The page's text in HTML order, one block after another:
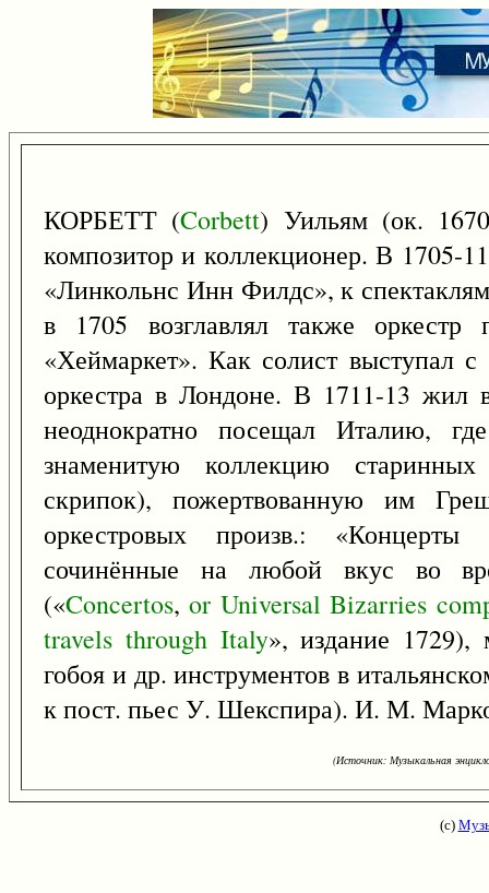
КОРБЕТТ (Corbett) Уильям (ок.
композитор и коллекционер. В 1705-
«Линкольнс Инн Филдс», к
в 1705 возглавлял также оркестр
«Хеймаркет». Как солист выступал
оркестра в Лондоне. В 1711-13
неоднократно посещал Италию,
знаменитую коллекцию
скрипок), пожертвованную им
оркестровых произв.:
сочинённые на любой вкус во
(«Concertos,or Universal Bizarries
travels through Italy», издание 1729),
гобоя и др. инструментов в
к пост. пьес У. Шекспира). И. М.
(Источник: Музыкальная
(с)